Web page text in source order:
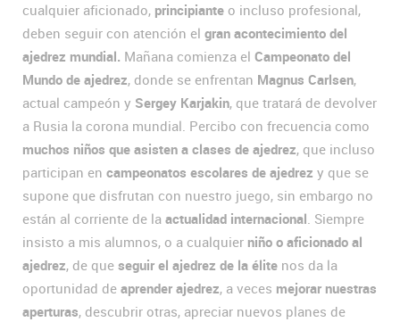
cualquier aficionado, principiante o incluso profesional,
deben seguir con atención el gran acontecimiento del
ajedrez mundial. Mañana comienza el Campeonato del
Mundo de ajedrez, donde se enfrentan Magnus Carlsen,
actual campeón y Sergey Karjakin, que tratará de devolver
a Rusia la corona mundial. Percibo con frecuencia como
muchos niños que asisten a clases de ajedrez, que incluso
participan en campeonatos escolares de ajedrez y que se
supone que disfrutan con nuestro juego, sin embargo no
están al corriente de la actualidad internacional. Siempre
insisto a mis alumnos, o a cualquier niño o aficionado al
ajedrez, de que seguir el ajedrez de la élite nos da la
oportunidad de aprender ajedrez, a veces mejorar nuestras
aperturas, descubrir otras, apreciar nuevos planes de